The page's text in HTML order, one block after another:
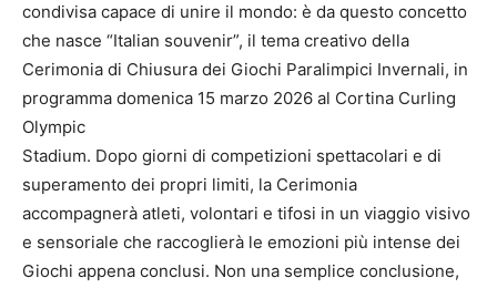
condivisa capace di unire il mondo: è da questo concetto
che nasce “Italian souvenir”, il tema creativo della
Cerimonia di Chiusura dei Giochi Paralimpici Invernali, in
programma domenica 15 marzo 2026 al Cortina Curling
Olympic
Stadium. Dopo giorni di competizioni spettacolari e di
superamento dei propri limiti, la Cerimonia
accompagnerà atleti, volontari e tifosi in un viaggio visivo
e sensoriale che raccoglierà le emozioni più intense dei
Giochi appena conclusi. Non una semplice conclusione,